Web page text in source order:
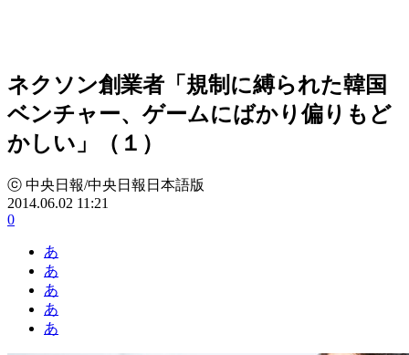
ネクソン創業者「規制に縛られた韓国
ベンチャー、ゲームにばかり偏りもど
かしい」（１）
ⓒ 中央日報/中央日報日本語版
2014.06.02 11:21
0
あ
あ
あ
あ
あ